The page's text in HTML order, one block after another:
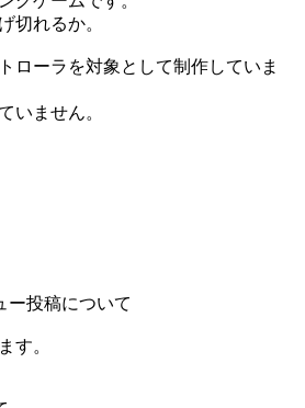
切れるか。
ローラを対象として制作していま
いません。
ー投稿について
す。